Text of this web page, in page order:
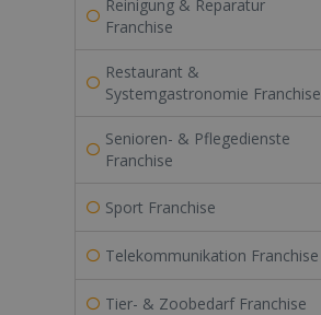
Reinigung & Reparatur
Franchise
Restaurant &
Systemgastronomie Franchise
Senioren- & Pflegedienste
Franchise
Sport Franchise
Telekommunikation Franchise
Tier- & Zoobedarf Franchise